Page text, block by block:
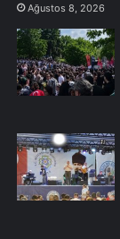
Ağustos 8, 2026